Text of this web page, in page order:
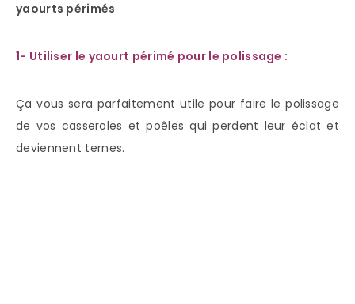
yaourts périmés
1- Utiliser le yaourt périmé pour le polissage :
Ça vous sera parfaitement utile pour faire le polissage
de vos casseroles et poêles qui perdent leur éclat et
deviennent ternes.